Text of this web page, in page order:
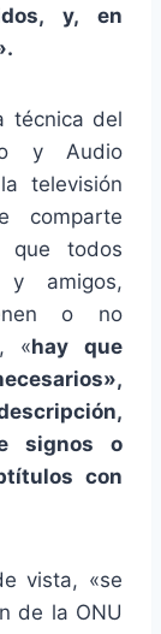
y, en
técnica del
y Audio
televisión
comparte
que todos
y amigos,
o no
«hay que
signos o
con
vista, «se
de la ONU